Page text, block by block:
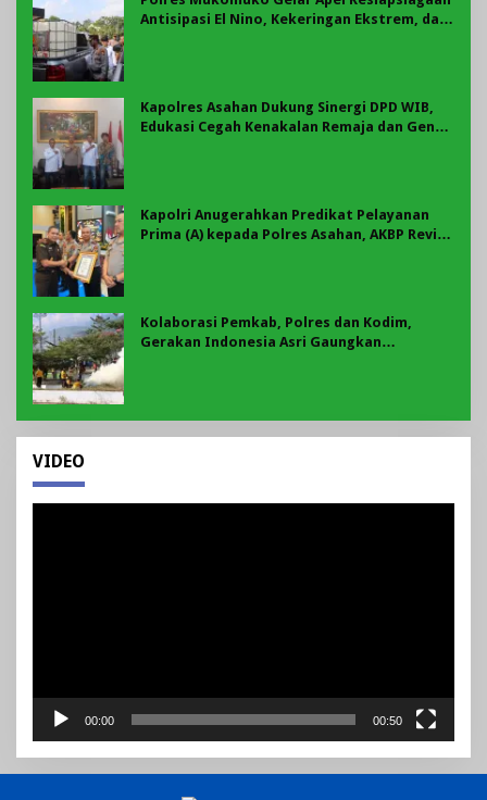
Antisipasi El Nino, Kekeringan Ekstrem, dan
Kapolres Asahan Dukung Sinergi DPD WIB,
Edukasi Cegah Kenakalan Remaja dan Geng
Kapolri Anugerahkan Predikat Pelayanan
Prima (A) kepada Polres Asahan, AKBP Revi
Kolaborasi Pemkab, Polres dan Kodim,
Gerakan Indonesia Asri Gaungkan
VIDEO
00:00 00:50